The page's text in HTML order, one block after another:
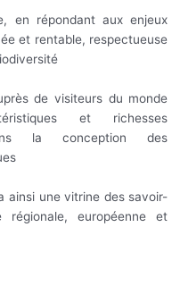
en répondant aux enjeux
et rentable, respectueuse
de visiteurs du monde
et richesses
la conception des
ainsi une vitrine des savoir-
régionale, européenne et